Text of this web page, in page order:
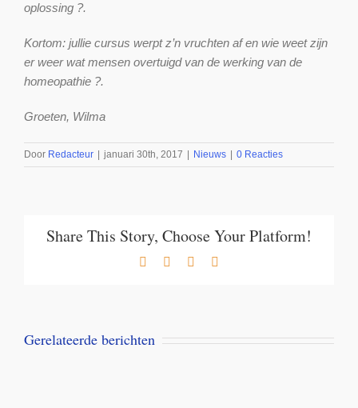
oplossing ?.
Kortom: jullie cursus werpt z’n vruchten af en wie weet zijn
er weer wat mensen overtuigd van de werking van de
homeopathie ?.
Groeten, Wilma
Door Redacteur januari 30th, 2017 Nieuws 0 Reacties
Share This Story, Choose Your Platform!
Facebook LinkedIn
Gerelateerde berichten